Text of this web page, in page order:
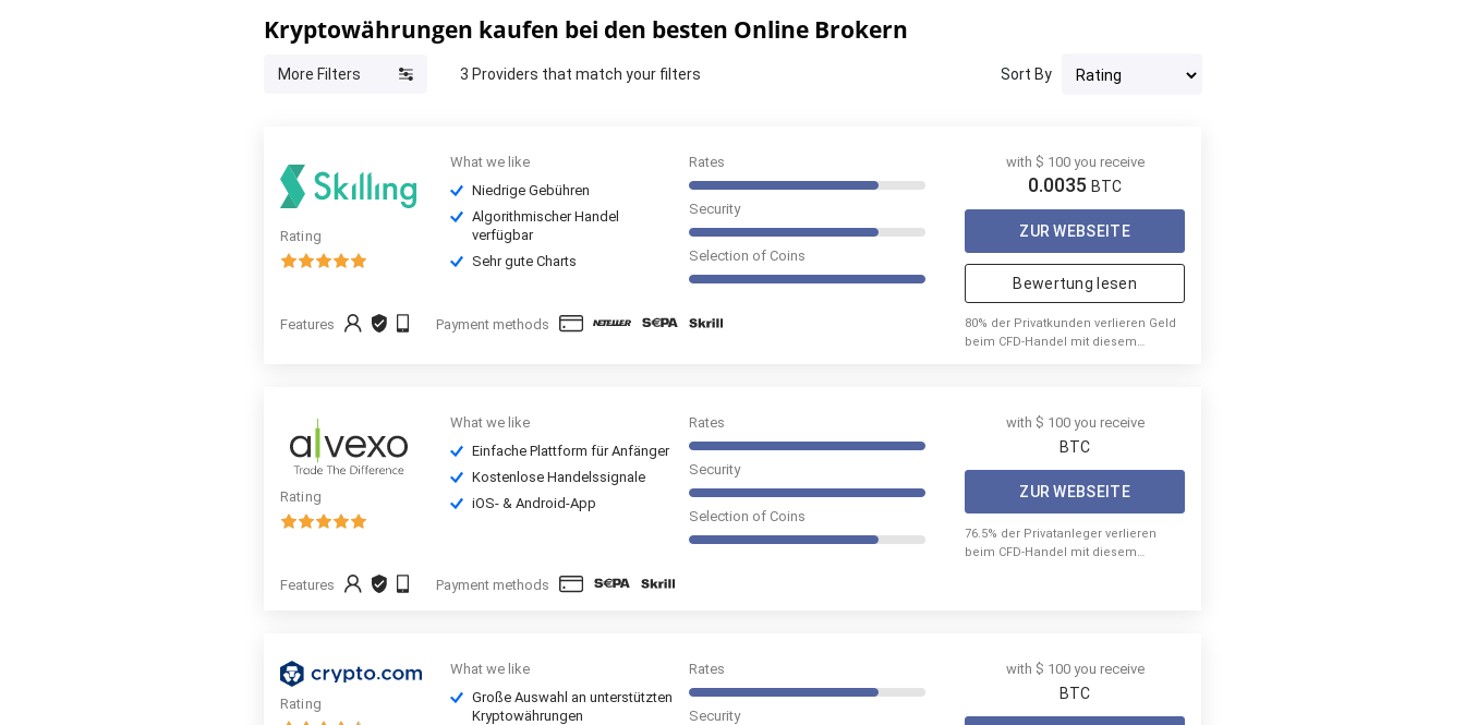
Kryptowährungen kaufen bei den besten Online Brokern
More Filters Sort By
3 Providers that match your filters
Rating
What we like
Niedrige Gebühren
Algorithmischer Handel
verfügbar
Sehr gute Charts
Rates
Security
Selection of Coins
Features Payment methods
with $ 100 you receive
0.0035 BTC
ZUR WEBSEITE
Bewertung lesen
80% der Privatkunden verlieren Geld
beim CFD-Handel mit diesem
Rating
What we like
Einfache Plattform für Anfänger
Kostenlose Handelssignale
iOS- & Android-App
Rates
Security
Selection of Coins
Features Payment methods
with $ 100 you receive
BTC
ZUR WEBSEITE
76.5% der Privatanleger verlieren
beim CFD-Handel mit diesem
Rating
What we like
Große Auswahl an unterstützten
Kryptowährungen
Rates
Security
with $ 100 you receive
BTC